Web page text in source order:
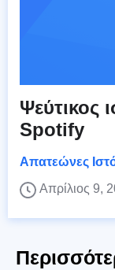
Ψεύτικος
Spotify
Απατεώνες
Απρίλιος 9,